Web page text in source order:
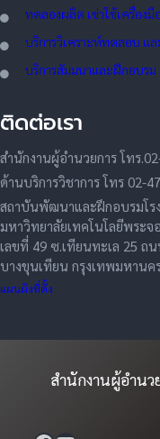
ทดลองผลิต เช่าใช้เครื่องมือ
บริการวิเคราะห์ทดสอบ แ
บริการสัมมนาและฝึกอบรม
ติดต่อเรา
สำนักงานผู้อำนวยการ โทร
ด้านบริการวิชาการ โทร 02-
สถาบันพัฒนาและฝึกอบรมโร
มหาวิทยาลัยเทคโนโลยีพระ
เลขที่ 49 ซ.เทียนทะเล 25 ถ
บางขุนเทียน กรุงเทพมหานค
แผนผังที่ตั้ง
สำนักงานผู้อำน